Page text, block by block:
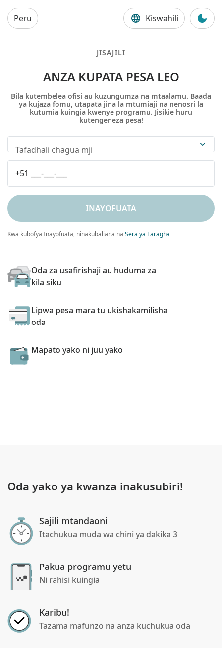
Peru Kiswahili
JISAJILI
ANZA KUPATA PESA LEO
Bila kutembelea ofisi au kuzungumza na mtaalamu. Baada
ya kujaza fomu, utapata jina la mtumiaji na nenosri la
kutumia kuingia kwenye programu. Jisikie huru
kutengeneza pesa!
Tafadhali chagua mji
INAYOFUATA
Kwa kubofya Inayofuata, ninakubaliana na Sera ya Faragha
Oda za usafirishaji au huduma za
kila siku
Lipwa pesa mara tu ukishakamilisha
oda
Mapato yako ni juu yako
Oda yako ya kwanza inakusubiri!
Sajili mtandaoni
Itachukua muda wa chini ya dakika 3
Pakua programu yetu
Ni rahisi kuingia
Karibu!
Tazama mafunzo na anza kuchukua oda